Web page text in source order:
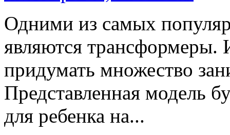
Одними из самых
являются
придумать множество
Представленная модель
для ребенка на...